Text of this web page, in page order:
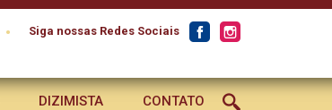
• Siga nossas Redes Sociais
DIZIMISTA CONTATO